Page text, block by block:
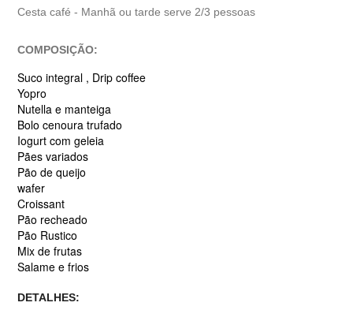
Cesta café - Manhã ou tarde serve 2/3 pessoas
COMPOSIÇÃO:
Suco integral , Drip coffee
Yopro
Nutella e manteiga
Bolo cenoura trufado
Iogurt com geleia
Pães variados
Pão de queijo
wafer
Croissant
Pão recheado
Pão Rustico
Mix de frutas
Salame e frios
DETALHES: